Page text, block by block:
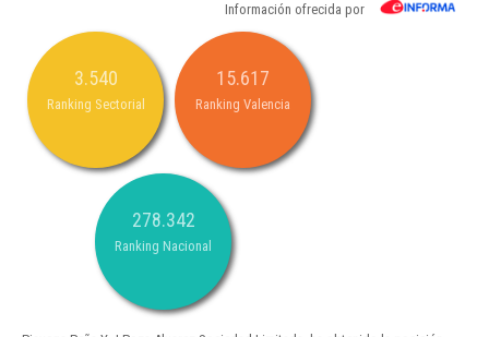
Información ofrecida por
3.540
Ranking Sectorial
15.617
Ranking Valencia
278.342
Ranking Nacional